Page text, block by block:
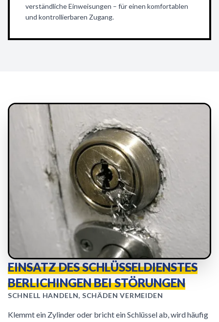
verständliche Einweisungen – für einen komfortablen
und kontrollierbaren Zugang.
EINSATZ DES SCHLÜSSELDIENSTES
BERLICHINGEN BEI STÖRUNGEN
SCHNELL HANDELN, SCHÄDEN VERMEIDEN
Klemmt ein Zylinder oder bricht ein Schlüssel ab, wird häufig